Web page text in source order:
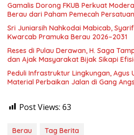
Gamalis Dorong FKUB Perkuat
Berau dari Paham Pemecah Persatuan
Sri Juniarsih Nahkodai Mabicab,
Kwarcab Pramuka Berau 2026–2031
Reses di Pulau Derawan, H. Saga
dan Ajak Masyarakat Bijak Sikapi
Peduli Infrastruktur Lingkungan, Agus
Material Perbaikan Jalan di Gang
Post Views: 63
Berau Tag Berita